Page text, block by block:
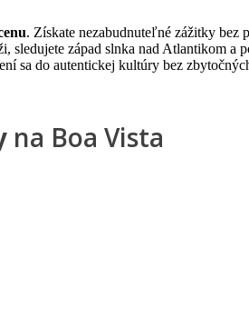
. Získate nezabudnuteľné zážitky bez
západ slnka nad Atlantikom a
sa do autentickej kultúry bez
na Boa Vista